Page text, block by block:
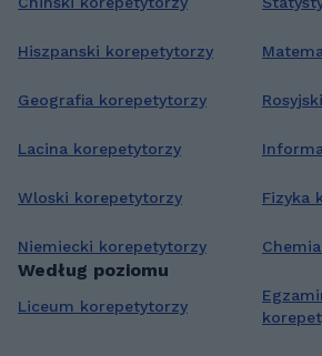
efektywniejszą współpracę i
Hiszpanski korepetytorzy
Geografia korepetytorzy
Lacina korepetytorzy
Wloski korepetytorzy Fizyka
Niemiecki korepetytorzy
Według poziomu
Liceum korepetytorzy